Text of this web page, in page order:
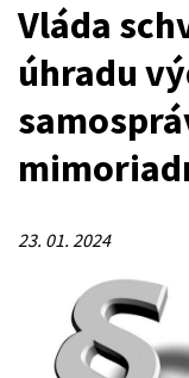
Vláda
úhradu
23. 01. 2024